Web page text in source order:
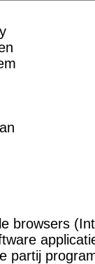
browsers
partij